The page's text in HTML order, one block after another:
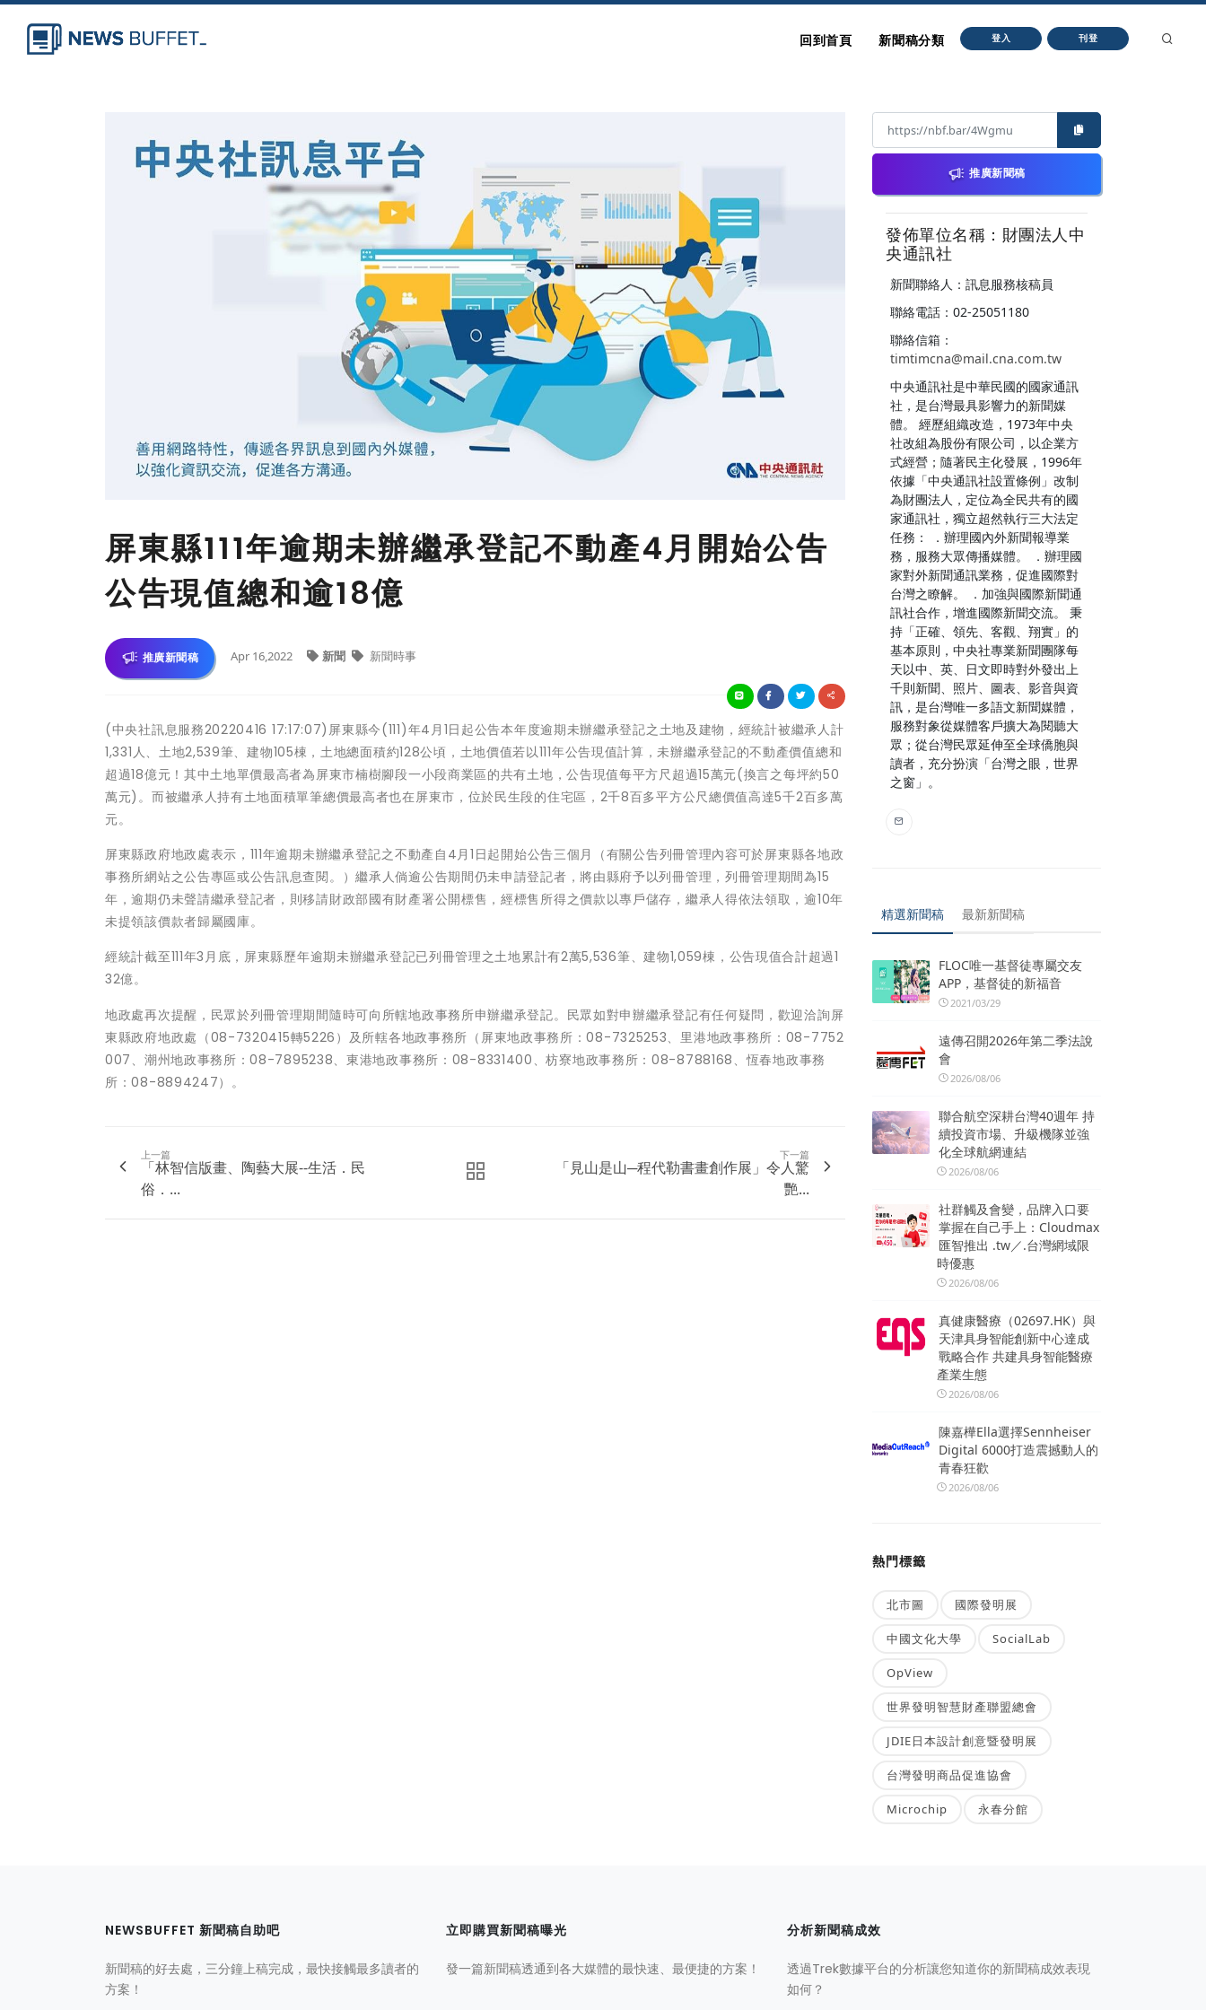
回到首頁 新聞稿分類 登入 刊登
屏東縣111年逾期未辦繼承登記不動產4月開始公告
公告現值總和逾18億
推廣新聞稿 Apr 16,2022 新聞 新聞時事
(中央社訊息服務20220416 17:17:07)屏東縣今(111)年4月1日起公告本年度逾期未辦繼承登記之土地及建物，經統計被繼承人計
1,331人、土地2,539筆、建物105棟，土地總面積約128公頃，土地價值若以111年公告現值計算，未辦繼承登記的不動產價值總和
超過18億元！其中土地單價最高者為屏東市楠樹腳段一小段商業區的共有土地，公告現值每平方尺超過15萬元(換言之每坪約50
萬元)。而被繼承人持有土地面積單筆總價最高者也在屏東市，位於民生段的住宅區，2千8百多平方公尺總價值高達5千2百多萬
元。
屏東縣政府地政處表示，111年逾期未辦繼承登記之不動產自4月1日起開始公告三個月（有關公告列冊管理內容可於屏東縣各地政
事務所網站之公告專區或公告訊息查閱。）繼承人倘逾公告期間仍未申請登記者，將由縣府予以列冊管理，列冊管理期間為15
年，逾期仍未聲請繼承登記者，則移請財政部國有財產署公開標售，經標售所得之價款以專戶儲存，繼承人得依法領取，逾10年
未提領該價款者歸屬國庫。
經統計截至111年3月底，屏東縣歷年逾期未辦繼承登記已列冊管理之土地累計有2萬5,536筆、建物1,059棟，公告現值合計超過1
32億。
地政處再次提醒，民眾於列冊管理期間隨時可向所轄地政事務所申辦繼承登記。民眾如對申辦繼承登記有任何疑問，歡迎洽詢屏
東縣政府地政處（08-7320415轉5226）及所轄各地政事務所（屏東地政事務所：08-7325253、里港地政事務所：08-7752
007、潮州地政事務所：08-7895238、東港地政事務所：08-8331400、枋寮地政事務所：08-8788168、恆春地政事務
所：08-8894247）。
上一篇
「林智信版畫、陶藝大展--生活．民
俗．...
下一篇
「見山是山─程代勒書畫創作展」令人驚
艷...
推廣新聞稿
發佈單位名稱：財團法人中
央通訊社
新聞聯絡人：訊息服務核稿員
聯絡電話：02-25051180
聯絡信箱：
timtimcna@mail.cna.com.tw
中央通訊社是中華民國的國家通訊
社，是台灣最具影響力的新聞媒
體。 經歷組織改造，1973年中央
社改組為股份有限公司，以企業方
式經營；隨著民主化發展，1996年
依據「中央通訊社設置條例」改制
為財團法人，定位為全民共有的國
家通訊社，獨立超然執行三大法定
任務： ．辦理國內外新聞報導業
務，服務大眾傳播媒體。 ．辦理國
家對外新聞通訊業務，促進國際對
台灣之瞭解。 ．加強與國際新聞通
訊社合作，增進國際新聞交流。 秉
持「正確、領先、客觀、翔實」的
基本原則，中央社專業新聞團隊每
天以中、英、日文即時對外發出上
千則新聞、照片、圖表、影音與資
訊，是台灣唯一多語文新聞媒體，
服務對象從媒體客戶擴大為閱聽大
眾；從台灣民眾延伸至全球僑胞與
讀者，充分扮演「台灣之眼，世界
之窗」。
精選新聞稿 最新新聞稿
FLOC唯一基督徒專屬交友
APP，基督徒的新福音
2021/03/29
遠傳召開2026年第二季法說
會
2026/08/06
聯合航空深耕台灣40週年 持
續投資市場、升級機隊並強
化全球航網連結
2026/08/06
社群觸及會變，品牌入口要
掌握在自己手上：Cloudmax
匯智推出 .tw／.台灣網域限
時優惠
2026/08/06
真健康醫療（02697.HK）與
天津具身智能創新中心達成
戰略合作 共建具身智能醫療
產業生態
2026/08/06
陳嘉樺Ella選擇Sennheiser
Digital 6000打造震撼動人的
青春狂歡
2026/08/06
熱門標籤
北市圖 國際發明展
中國文化大學 SocialLab
OpView
世界發明智慧財產聯盟總會
JDIE日本設計創意暨發明展
台灣發明商品促進協會
Microchip 永春分館
NEWSBUFFET 新聞稿自助吧
新聞稿的好去處，三分鐘上稿完成，最快接觸最多讀者的
方案！
立即購買新聞稿曝光
發一篇新聞稿透通到各大媒體的最快速、最便捷的方案！
分析新聞稿成效
透過Trek數據平台的分析讓您知道你的新聞稿成效表現
如何？